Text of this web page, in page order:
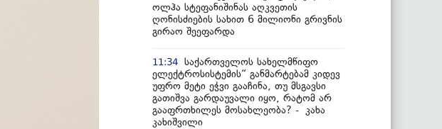
ოლჰა სტეფანიშინას აღკვეთის
ღონისძიების სახით 6 მილიონი გრივნის
გირაო შეეფარდა
11:34 საქართველოს სახელმწიფო
ელექტროსისტემის“ განმარტებამ კიდევ
უფრო მეტი ეჭვი გააჩინა, თუ მსგავსი
გათიშვა გარდაუვალი იყო, რატომ არ
გააფრთხილეს მოსახლეობა? - კახა
კახიშვილი